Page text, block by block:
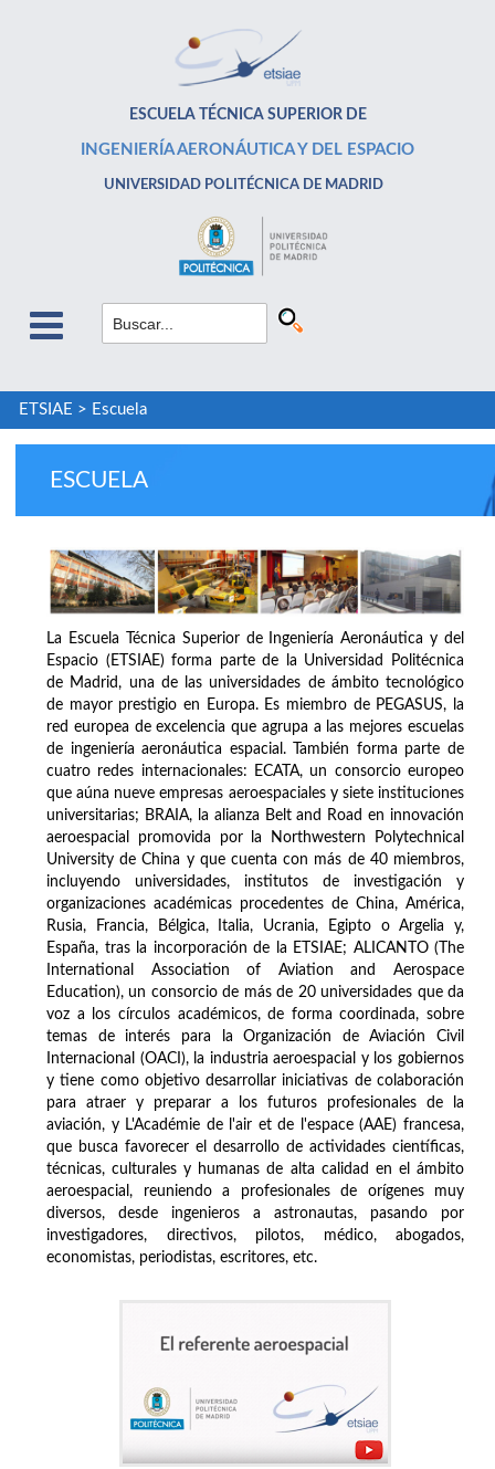
ESCUELA TÉCNICA SUPERIOR DE
INGENIERÍA AERONÁUTICA Y DEL ESPACIO
UNIVERSIDAD POLITÉCNICA DE MADRID
ETSIAE > Escuela
ESCUELA
La Escuela Técnica Superior de Ingeniería Aeronáutica y del
Espacio (ETSIAE) forma parte de la Universidad Politécnica
de Madrid, una de las universidades de ámbito tecnológico
de mayor prestigio en Europa. Es miembro de PEGASUS, la
red europea de excelencia que agrupa a las mejores escuelas
de ingeniería aeronáutica espacial. También forma parte de
cuatro redes internacionales: ECATA, un consorcio europeo
que aúna nueve empresas aeroespaciales y siete instituciones
universitarias; BRAIA, la alianza Belt and Road en innovación
aeroespacial promovida por la Northwestern Polytechnical
University de China y que cuenta con más de 40 miembros,
incluyendo universidades, institutos de investigación y
organizaciones académicas procedentes de China, América,
Rusia, Francia, Bélgica, Italia, Ucrania, Egipto o Argelia y,
España, tras la incorporación de la ETSIAE; ALICANTO (The
International Association of Aviation and Aerospace
Education), un consorcio de más de 20 universidades que da
voz a los círculos académicos, de forma coordinada, sobre
temas de interés para la Organización de Aviación Civil
Internacional (OACI), la industria aeroespacial y los gobiernos
y tiene como objetivo desarrollar iniciativas de colaboración
para atraer y preparar a los futuros profesionales de la
aviación, y L'Académie de l'air et de l'espace (AAE) francesa,
que busca favorecer el desarrollo de actividades científicas,
técnicas, culturales y humanas de alta calidad en el ámbito
aeroespacial, reuniendo a profesionales de orígenes muy
diversos, desde ingenieros a astronautas, pasando por
investigadores, directivos, pilotos, médico, abogados,
economistas, periodistas, escritores, etc.